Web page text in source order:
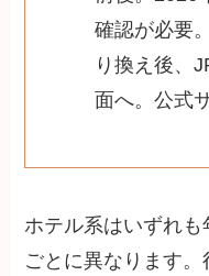
確認が必要
り換え後、
面へ。公式
ホテル系はいずれ
ごとに異なります